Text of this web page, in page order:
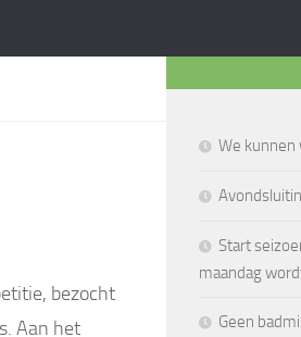
bezocht
Aan het
We kunnen
Start
maandag
Geen